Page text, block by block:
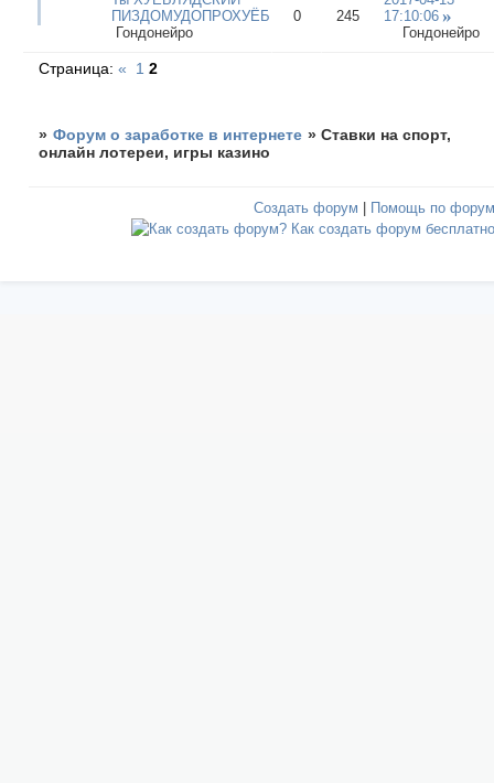
ПИЗДОМУДОПРОХУЁБ!!!!!!!!!!!!
Гондонейро
0 245
17:10:06
Гондонейро
Страница:« 1 2
» Форум о заработке в интернете »Ставки на спорт,
онлайн лотереи, игры казино
Создать форум Помощь по